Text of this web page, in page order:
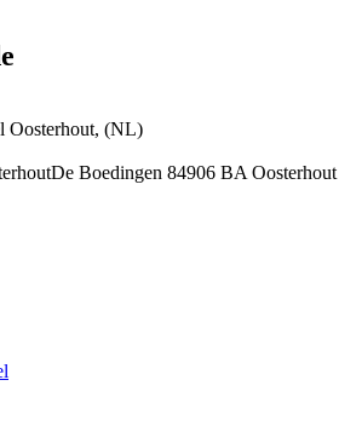
Oosterhout, (NL)
De Boedingen 84906 BA Oosterhout